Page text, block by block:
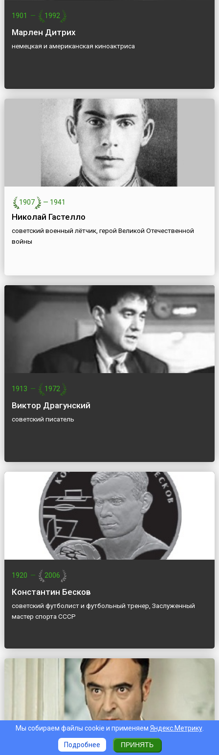
1901 — 1992
Марлен Дитрих
немецкая и американская киноактриса
1907 — 1941
Николай Гастелло
советский военный лётчик, герой Великой Отечественной
войны
1913 — 1972
Виктор Драгунский
советский писатель
1920 — 2006
Константин Бесков
советский футболист и футбольный тренер, Заслуженный
мастер спорта СССР
Мы собираем файлы cookie и применяем Яндекс.Метрику.
Подробнее ПРИНЯТЬ